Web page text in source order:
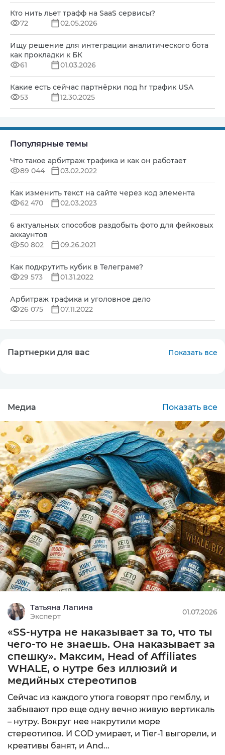
Кто нить льет трафф на SaaS сервисы?
72
02.05.2026
Ищу решение для интеграции аналитического бота
как прокладки к БК
61
01.03.2026
Какие есть сейчас партнёрки под hr трафик USA
53
12.30.2025
Популярные темы
Что такое арбитраж трафика и как он работает
89 044
03.02.2022
Как изменить текст на сайте через код элемента
62 470
02.03.2023
6 актуальных способов раздобыть фото для фейковых
аккаунтов
50 802
09.26.2021
Как подкрутить кубик в Телеграме?
29 573
01.31.2022
Арбитраж трафика и уголовное дело
26 075
07.11.2022
Партнерки для вас Показать все
CPA
MIN: $100
0
Подробнее
СPA
MIN: 5000 руб.
9.92
Подробнее
MIN: 1₽
0
Подробнее
MIN: $200
9.75
Подробнее
Медиа Показать все
Татьяна Лапина
Эксперт
01.07.2026
«SS-нутра не наказывает за то, что ты
чего-то не знаешь. Она наказывает за
спешку». Максим, Head of Affiliates
WHALE, о нутре без иллюзий и
медийных стереотипов
Сейчас из каждого утюга говорят про гемблу, и
забывают про еще одну вечно живую вертикаль
– нутру. Вокруг нее накрутили море
стереотипов. И COD умирает, и Tier-1 выгорели, и
креативы банят, и And...